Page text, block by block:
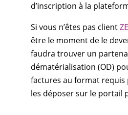
d’inscription à la
Si vous n’êtes pas client
être le moment de le
faudra trouver un
dématérialisation (OD)
factures au format requis
les déposer sur le portail